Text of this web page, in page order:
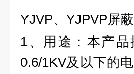
YJVP、YJPVP屏
1、用途：本产
0.6/1KV及以下的